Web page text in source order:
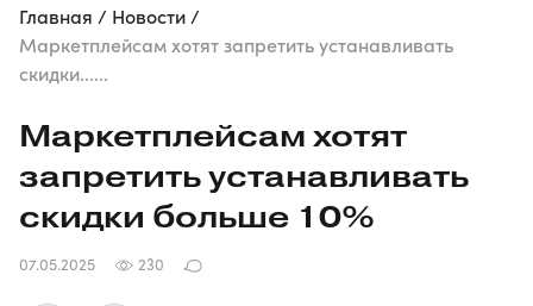
Главная
Новости
Маркетплейсам хотят запретить устанавливать
скидки......
Маркетплейсам хотят
запретить устанавливать
скидки больше 10%
07.05.2025 230